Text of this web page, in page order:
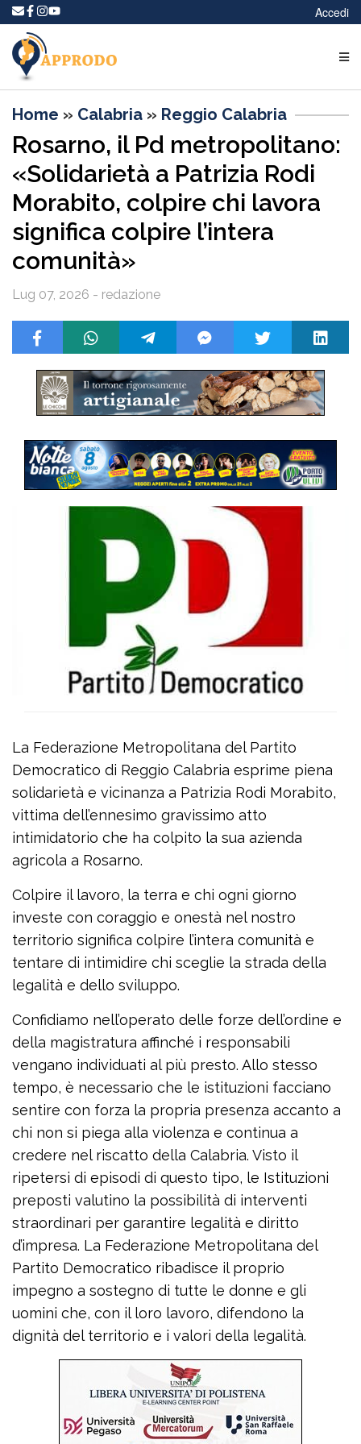
Accedi
Home » Calabria » Reggio Calabria
Rosarno, il Pd metropolitano:
«Solidarietà a Patrizia Rodi
Morabito, colpire chi lavora
significa colpire l’intera
comunità»
Lug 07, 2026 - redazione
La Federazione Metropolitana del Partito
Democratico di Reggio Calabria esprime piena
solidarietà e vicinanza a Patrizia Rodi Morabito,
vittima dell’ennesimo gravissimo atto
intimidatorio che ha colpito la sua azienda
agricola a Rosarno.
Colpire il lavoro, la terra e chi ogni giorno
investe con coraggio e onestà nel nostro
territorio significa colpire l’intera comunità e
tentare di intimidire chi sceglie la strada della
legalità e dello sviluppo.
Confidiamo nell’operato delle forze dell’ordine e
della magistratura affinché i responsabili
vengano individuati al più presto. Allo stesso
tempo, è necessario che le istituzioni facciano
sentire con forza la propria presenza accanto a
chi non si piega alla violenza e continua a
credere nel riscatto della Calabria. Visto il
ripetersi di episodi di questo tipo, le Istituzioni
preposti valutino la possibilità di interventi
straordinari per garantire legalità e diritto
d’impresa. La Federazione Metropolitana del
Partito Democratico ribadisce il proprio
impegno a sostegno di tutte le donne e gli
uomini che, con il loro lavoro, difendono la
dignità del territorio e i valori della legalità.